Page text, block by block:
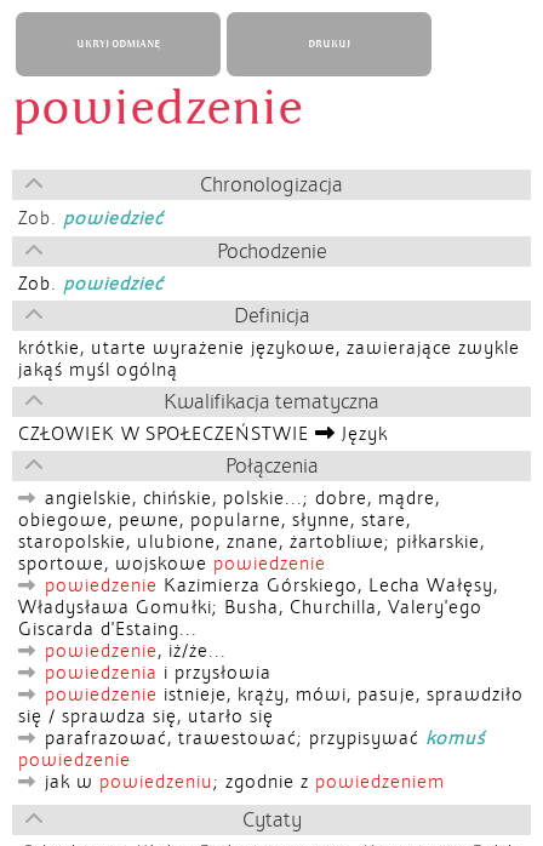
UKRYJ ODMIANĘ DRUKUJ
powiedzenie
Chronologizacja
Zob. powiedzieć
Pochodzenie
Zob. powiedzieć
Definicja
krótkie, utarte wyrażenie językowe, zawierające zwykle
jakąś myśl ogólną
Kwalifikacja tematyczna
CZŁOWIEK W SPOŁECZEŃSTWIE Język
Połączenia
angielskie, chińskie, polskie...; dobre, mądre,
obiegowe, pewne, popularne, słynne, stare,
staropolskie, ulubione, znane, żartobliwe; piłkarskie,
sportowe, wojskowe powiedzenie
powiedzenie Kazimierza Górskiego, Lecha Wałęsy,
Władysława Gomułki; Busha, Churchilla, Valery'ego
Giscarda d'Estaing...
powiedzenie, iż/że...
powiedzenia i przysłowia
powiedzenie istnieje, krąży, mówi, pasuje, sprawdziło
się / sprawdza się, utarło się
parafrazować, trawestować; przypisywać komuś
powiedzenie
jak w powiedzeniu; zgodnie z powiedzeniem
Cytaty